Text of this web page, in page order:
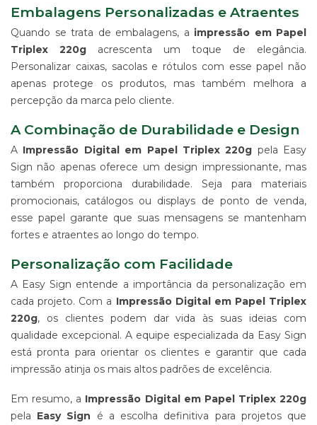
PARA
EVENTOS
E
EMPRESAS
PRODUTO
PROMOCIONAL
PARA
PONTO
VENDA
-
PDV
ESTAMPARIA
DE
TECIDO
CORRIDO
E
ESTAMPARIA
DIGITAL
DE
PRODUTO
EM
TECIDO
IMPRESSÃO
DE
"CATÁLOGOS"
CONTATO
Embalagens Personalizadas e Atraentes
Quando se trata de embalagens, a impressão em Papel
Triplex 220g acrescenta um toque de elegância.
Personalizar caixas, sacolas e rótulos com esse papel não
apenas protege os produtos, mas também melhora a
percepção da marca pelo cliente.
A Combinação de Durabilidade e Design
A Impressão Digital em Papel Triplex 220g pela Easy
Sign não apenas oferece um design impressionante, mas
também proporciona durabilidade. Seja para materiais
promocionais, catálogos ou displays de ponto de venda,
esse papel garante que suas mensagens se mantenham
fortes e atraentes ao longo do tempo.
Personalização com Facilidade
A Easy Sign entende a importância da personalização em
cada projeto. Com a Impressão Digital em Papel Triplex
220g, os clientes podem dar vida às suas ideias com
qualidade excepcional. A equipe especializada da Easy Sign
está pronta para orientar os clientes e garantir que cada
impressão atinja os mais altos padrões de excelência.
Em resumo, a Impressão Digital em Papel Triplex 220g
pela Easy Sign é a escolha definitiva para projetos que